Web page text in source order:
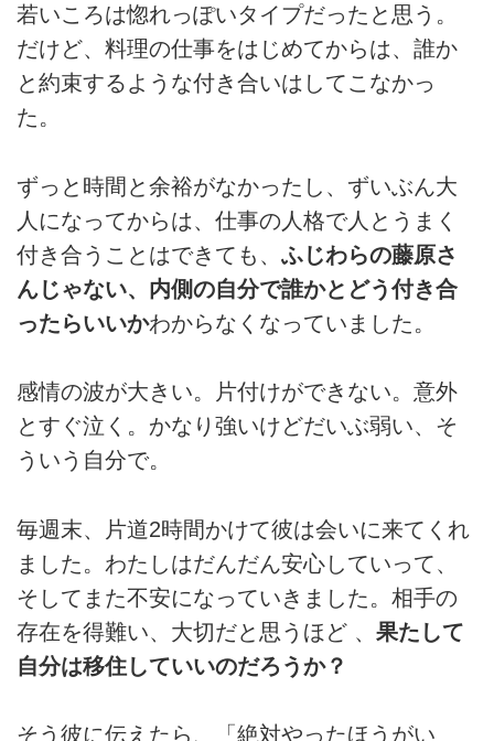
若いころは惚れっぽいタイプだったと思う。
だけど、料理の仕事をはじめてからは、誰か
と約束するような付き合いはしてこなかっ
た。
ずっと時間と余裕がなかったし、ずいぶん大
人になってからは、仕事の人格で人とうまく
付き合うことはできても、 ふじわらの藤原さ
んじゃない、内側の自分で誰かとどう付き合
ったらいいかわからなくなっていました。
感情の波が大きい。片付けができない。意外
とすぐ泣く。かなり強いけどだいぶ弱い、そ
ういう自分で。
毎週末、片道2時間かけて彼は会いに来てくれ
ました。わたしはだんだん安心していって、
そしてまた不安になっていきました。相手の
存在を得難い、大切だと思うほど 、 果たして
自分は移住していいのだろうか？
そう彼に伝えたら、「絶対やったほうがい